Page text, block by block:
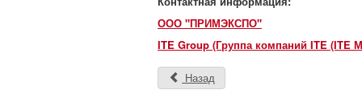
ООО "ПРИМЭКСПО"
ITE Group (Группа компаний ITE (ITE
Назад